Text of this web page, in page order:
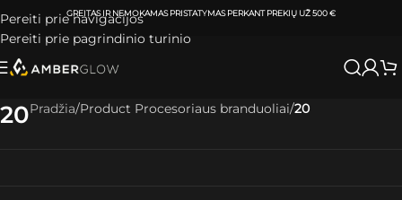
Pereiti prie navigacijos
Pereiti prie pagrindinio turinio
ATSIIMKITE UŽSAKYMĄKLAIPĖDOJE IR VILNIUJEPER0-3 DARBO DIENAS.
20Pradžia/Product Procesoriaus branduoliai/20